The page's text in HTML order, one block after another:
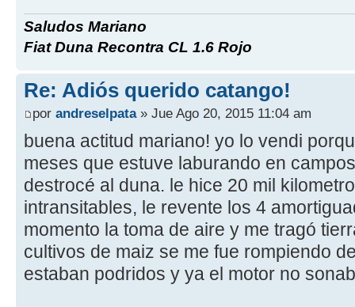
Saludos Mariano
Fiat Duna Recontra CL 1.6 Rojo
Re: Adiós querido catango!
por andreselpata» Jue Ago 20, 2015 11:04 am
buena actitud mariano! yo lo vendi
meses que estuve laburando en
destrocé al duna. le hice 20 mil
intransitables, le revente los 4
momento la toma de aire y me tragó
cultivos de maiz se me fue rompiendo
estaban podridos y ya el motor no